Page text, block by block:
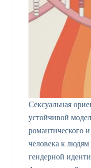
Сексуальная
устойчивой
романтического
человека к
гендерной